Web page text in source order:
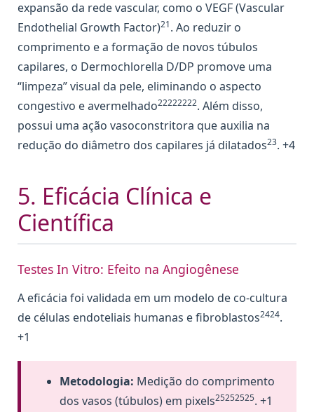
expansão da rede vascular, como o VEGF (Vascular
Endothelial Growth Factor)21. Ao reduzir o
comprimento e a formação de novos túbulos
capilares, o Dermochlorella D/DP promove uma
“limpeza” visual da pele, eliminando o aspecto
congestivo e avermelhado22222222. Além disso,
possui uma ação vasoconstritora que auxilia na
redução do diâmetro dos capilares já dilatados23. +4
5. Eficácia Clínica e
Científica
Testes In Vitro: Efeito na Angiogênese
A eficácia foi validada em um modelo de co-cultura
de células endoteliais humanas e fibroblastos2424.
+1
Metodologia: Medição do comprimento
dos vasos (túbulos) em pixels25252525. +1